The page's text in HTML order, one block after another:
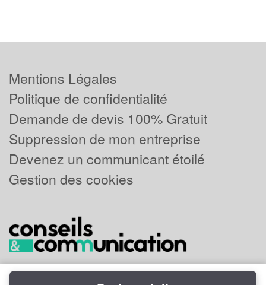
Mentions Légales
Politique de confidentialité
Demande de devis 100% Gratuit
Suppression de mon entreprise
Devenez un communicant étoilé
Gestion des cookies